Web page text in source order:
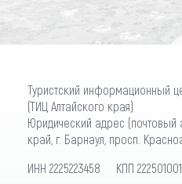
Туристский информационный
(ТИЦ Алтайского края)
Юридический адрес (почтовый
край, г. Барнаул, просп.
ИНН 2225223458 КПП